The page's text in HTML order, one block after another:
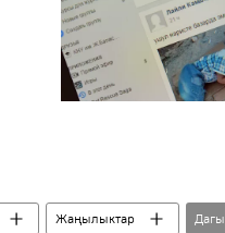
Жаңылыктар
Дагы